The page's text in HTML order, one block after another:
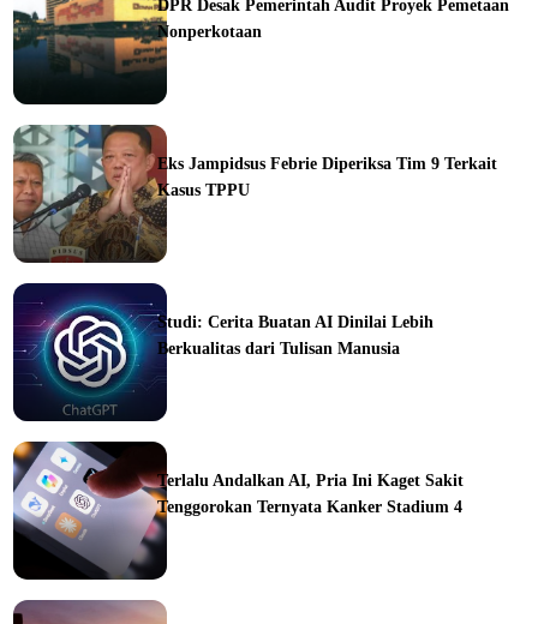
DPR Desak Pemerintah Audit Proyek Pemetaan
Nonperkotaan
Eks Jampidsus Febrie Diperiksa Tim 9 Terkait
Kasus TPPU
Studi: Cerita Buatan AI Dinilai Lebih
Berkualitas dari Tulisan Manusia
Terlalu Andalkan AI, Pria Ini Kaget Sakit
Tenggorokan Ternyata Kanker Stadium 4